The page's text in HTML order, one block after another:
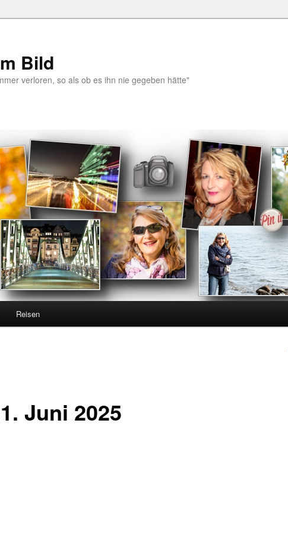
Bild
verloren, so als ob es ihn nie gegeben hätte"
Reisen
Juni 2025